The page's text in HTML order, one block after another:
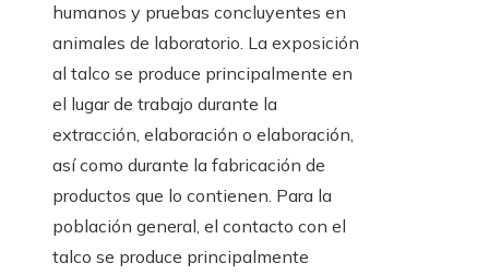
humanos y pruebas concluyentes en
animales de laboratorio. La exposición
al talco se produce principalmente en
el lugar de trabajo durante la
extracción, elaboración o elaboración,
así como durante la fabricación de
productos que lo contienen. Para la
población general, el contacto con el
talco se produce principalmente